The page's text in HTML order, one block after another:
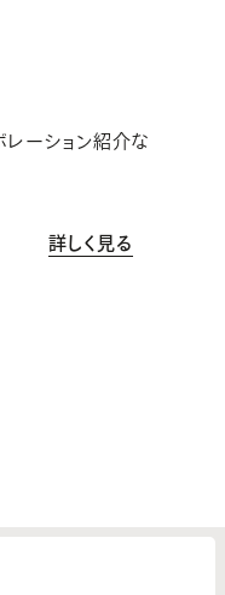
レーション紹介な
詳しく見る